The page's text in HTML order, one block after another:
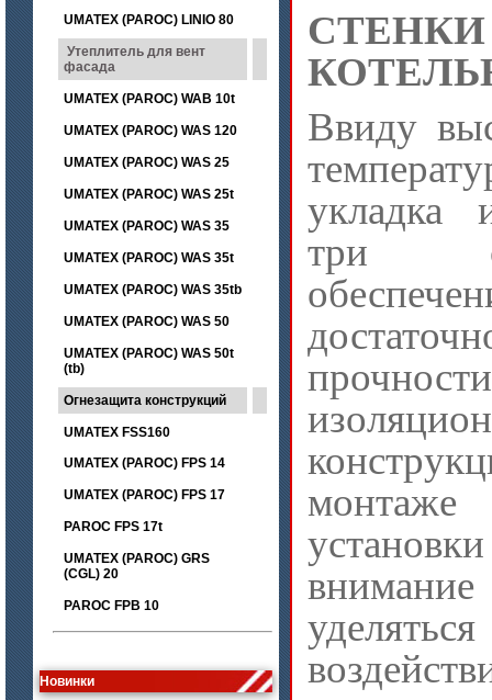
UMATEX (PAROC) LINIO 80
Утеплитель для вент
фасада
UMATEX (PAROC) WAB 10t
UMATEX (PAROC) WAS 120
UMATEX (PAROC) WAS 25
UMATEX (PAROC) WAS 25t
UMATEX (PAROC) WAS 35
UMATEX (PAROC) WAS 35t
UMATEX (PAROC) WAS 35tb
UMATEX (PAROC) WAS 50
UMATEX (PAROC) WAS 50t
(tb)
Огнезащита конструкций
UMATEX FSS160
UMATEX (PAROC) FPS 14
UMATEX (PAROC) FPS 17
PAROC FPS 17t
UMATEX (PAROC) GRS
(CGL) 20
PAROC FPB 10
Новинки
цена по запросу
СТЕНКИ
Ввиду
укладка
три
прочности